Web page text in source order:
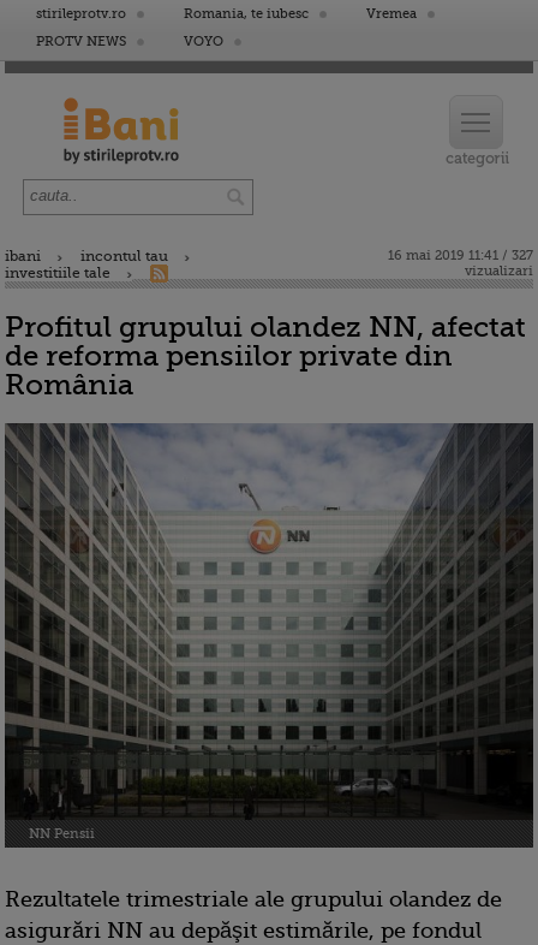
stirileprotv.ro Romania, te iubesc
Vremea
PROTV NEWS
VOYO
ibani
incontul tau
investitiile tale
16 mai 2019 11:41 / 327
vizualizari
Profitul grupului olandez NN, afectat
de reforma pensiilor private din
România
NN Pensii
Rezultatele trimestriale ale grupului olandez de
asigurări NN au depăşit estimările, pe fondul